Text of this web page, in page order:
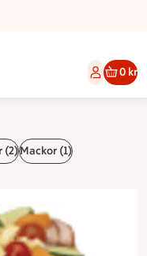
6-8 personer |
0 kr
(2)Mackor (1)